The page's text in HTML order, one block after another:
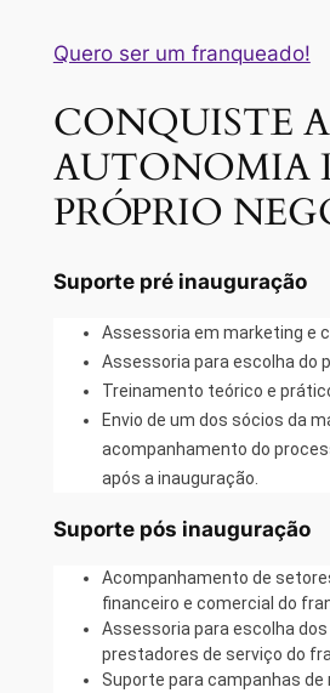
Quero ser um franqueado!
CONQUISTE A
AUTONOMIA
PRÓPRIO
Suporte pré inauguração
Assessoria em marketing e
Assessoria para escolha do
Treinamento teórico e
Envio de um dos sócios da
acompanhamento do
após a inauguração.
Suporte pós inauguração
Acompanhamento de
financeiro e comercial do
Assessoria para escolha
prestadores de serviço do
Suporte para campanhas de